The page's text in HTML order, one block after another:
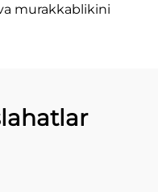
murakkablikini